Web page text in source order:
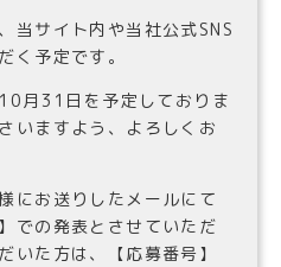
当サイト内や当社公式SNS
く予定です。
月31日を予定しておりま
いますよう、よろしくお
にお送りしたメールにて
での発表とさせていただ
いた方は、【応募番号】